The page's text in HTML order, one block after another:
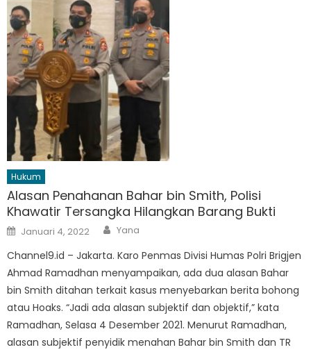
Hukum
Alasan Penahanan Bahar bin Smith, Polisi
Khawatir Tersangka Hilangkan Barang Bukti
Posted
on
Januari 4, 2022 Author
Yana
Channel9.id – Jakarta. Karo Penmas Divisi Humas Polri Brigjen
Ahmad Ramadhan menyampaikan, ada dua alasan Bahar
bin Smith ditahan terkait kasus menyebarkan berita bohong
atau Hoaks. “Jadi ada alasan subjektif dan objektif,” kata
Ramadhan, Selasa 4 Desember 2021. Menurut Ramadhan,
alasan subjektif penyidik menahan Bahar bin Smith dan TR